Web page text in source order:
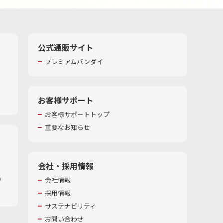
公式通販サイト
プレミアムバンダイ
お客様サポート
お客様サポートトップ
重要なお知らせ
会社・採用情報
会社情報
採用情報
サステナビリティ
お問い合わせ